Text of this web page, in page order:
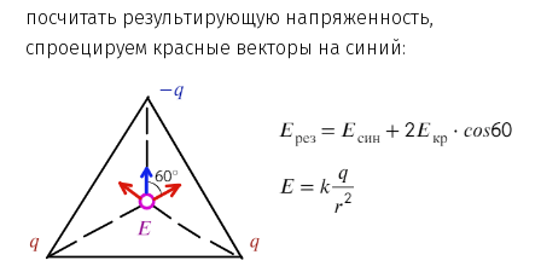
посчитать результирующую напряженность,
спроецируем красные векторы на синий: